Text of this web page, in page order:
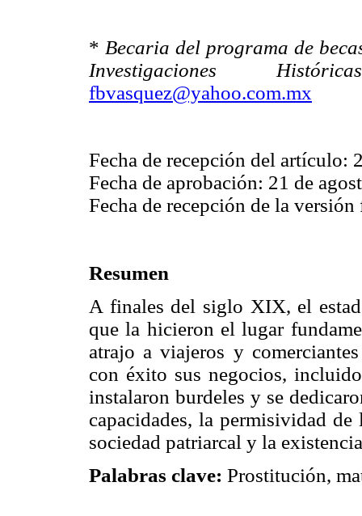
* Becaria del programa de
Investigaciones
fbvasquez@yahoo.com.mx
Fecha de recepción del artículo:
Fecha de aprobación: 21 de
Fecha de recepción de la
Resumen
A finales del siglo XIX, el
que la hicieron el lugar
atrajo a viajeros y
con éxito sus negocios,
instalaron burdeles y se
capacidades, la permisividad
sociedad patriarcal y la
Palabras clave: Prostitución,